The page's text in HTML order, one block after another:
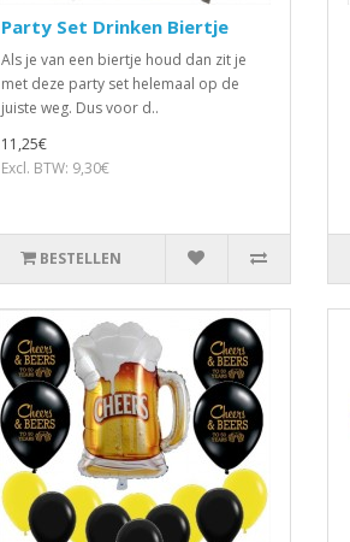
Party Set Drinken Biertje
Als je van een biertje houd dan zit je
met deze party set helemaal op de
juiste weg. Dus voor d..
11,25€
Excl. BTW: 9,30€
BESTELLEN